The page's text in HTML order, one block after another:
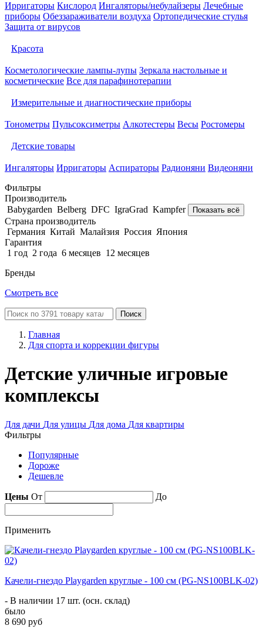
Ирригаторы Кислород Ингаляторы/небулайзеры Лечебные
приборы Обеззараживатели воздуха Ортопедические стулья
Защита от вирусов
Красота
Косметологические лампы-лупы Зеркала настольные и
косметические Все для парафинотерапии
Измерительные и диагностические приборы
Тонометры Пульсоксиметры Алкотестеры Весы Ростомеры
Детские товары
Ингаляторы Ирригаторы Аспираторы Радионяни Видеоняни
Фильтры
Производитель
Babygarden Belberg DFC IgraGrad Kampfer Показать всё
Страна производитель
Германия Китай Малайзия Россия Япония
Гарантия
1 год 2 года 6 месяцев 12 месяцев
Бренды
Смотреть все
Поиск
Главная
Для спорта и коррекции фигуры
Детские уличные игровые
комплексы
Для дачи Для улицы Для дома Для квартиры
Фильтры
Популярные
Дороже
Дешевле
Цены От До
Применить
Качели-гнездо Playgarden круглые - 100 см (PG-NS100BLK-02)
- В наличии 17 шт. (осн. склад)
было
8 690 руб